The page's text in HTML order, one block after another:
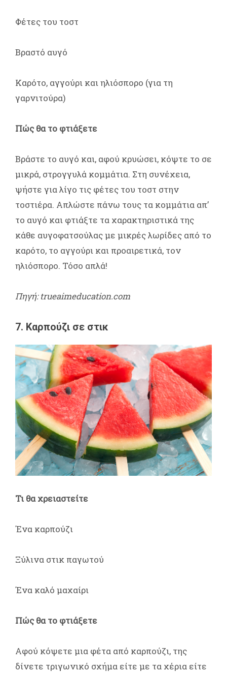
Φέτες του τοστ
Βραστό αυγό
Καρότο, αγγούρι και ηλιόσπορο (για τη
γαρνιτούρα)
Πώς θα το φτιάξετε
Βράστε το αυγό και, αφού κρυώσει, κόψτε το σε
μικρά, στρογγυλά κομμάτια. Στη συνέχεια,
ψήστε για λίγο τις φέτες του τοστ στην
τοστιέρα. Απλώστε πάνω τους τα κομμάτια απ’
το αυγό και φτιάξτε τα χαρακτηριστικά της
κάθε αυγοφατσούλας με μικρές λωρίδες από το
καρότο, το αγγούρι και προαιρετικά, τον
ηλιόσπορο. Τόσο απλά!
Πηγή: trueaimeducation.com
7. Καρπούζι σε στικ
Τι θα χρειαστείτε
Ένα καρπούζι
Ξύλινα στικ παγωτού
Ένα καλό μαχαίρι
Πώς θα το φτιάξετε
Αφού κόψετε μια φέτα από καρπούζι, της
δίνετε τριγωνικό σχήμα είτε με τα χέρια είτε